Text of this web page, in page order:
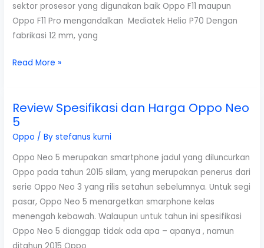
sektor prosesor yang digunakan baik Oppo F11 maupun
Oppo F11 Pro mengandalkan Mediatek Helio P70 Dengan
fabrikasi 12 mm, yang
Inilah
Harga
Oppo
F11
Terbaru
Read More »
Review Spesifikasi dan Harga Oppo Neo
5
Oppo / Bystefanus kurni
Oppo Neo 5 merupakan smartphone jadul yang diluncurkan
Oppo pada tahun 2015 silam, yang merupakan penerus dari
serie Oppo Neo 3 yang rilis setahun sebelumnya. Untuk segi
pasar, Oppo Neo 5 menargetkan smarphone kelas
menengah kebawah. Walaupun untuk tahun ini spesifikasi
Oppo Neo 5 dianggap tidak ada apa – apanya , namun